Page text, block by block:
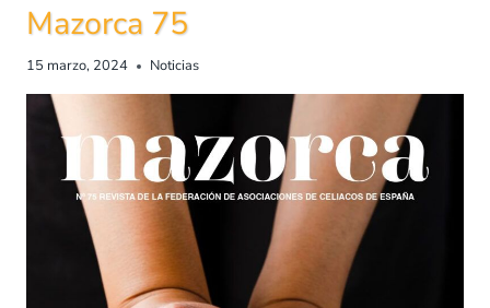
Mazorca 75
15 marzo, 2024 Noticias